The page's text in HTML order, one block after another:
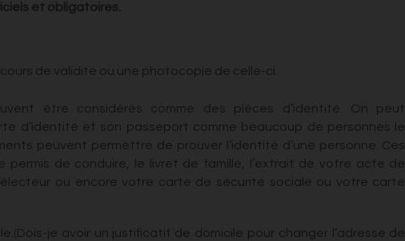
et obligatoires.
de validité ou une photocopie de celle-ci.
être considérés comme des pièces d’identité. On peut
d’identité et son passeport comme beaucoup de personnes le
peuvent permettre de prouver l’identité d’une personne. Ces
permis de conduire, le livret de famille, l’extrait de votre acte de
ou encore votre carte de sécurité sociale ou votre carte
.(Dois-je avoir un justificatif de domicile pour changer l’adresse de